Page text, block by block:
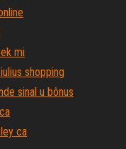
mi
shopping
sinal u bônus
ca